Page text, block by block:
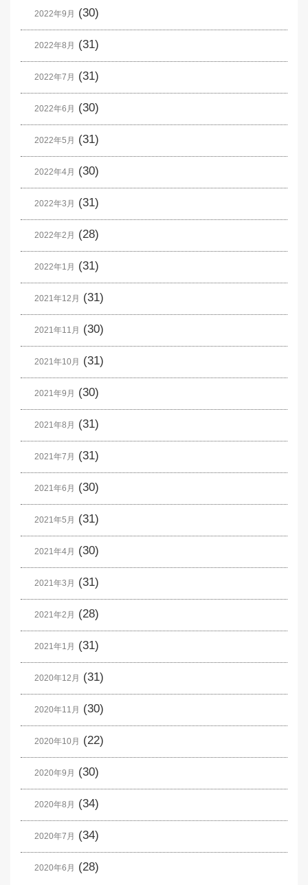
2022年9月 (30)
2022年8月 (31)
2022年7月 (31)
2022年6月 (30)
2022年5月 (31)
2022年4月 (30)
2022年3月 (31)
2022年2月 (28)
2022年1月 (31)
2021年12月 (31)
2021年11月 (30)
2021年10月 (31)
2021年9月 (30)
2021年8月 (31)
2021年7月 (31)
2021年6月 (30)
2021年5月 (31)
2021年4月 (30)
2021年3月 (31)
2021年2月 (28)
2021年1月 (31)
2020年12月 (31)
2020年11月 (30)
2020年10月 (22)
2020年9月 (30)
2020年8月 (34)
2020年7月 (34)
2020年6月 (28)